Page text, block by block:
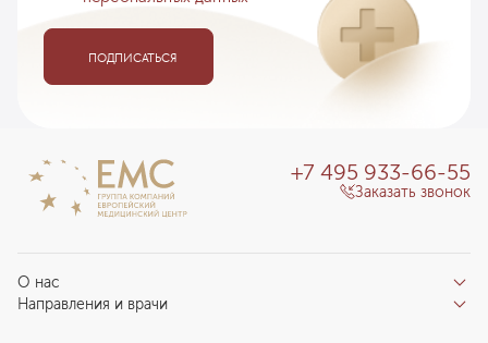
ПОДПИСАТЬСЯ
О нас
Отзывы пациентов
Направления и врачи
+7 495 933-66-55
Заказать звонок